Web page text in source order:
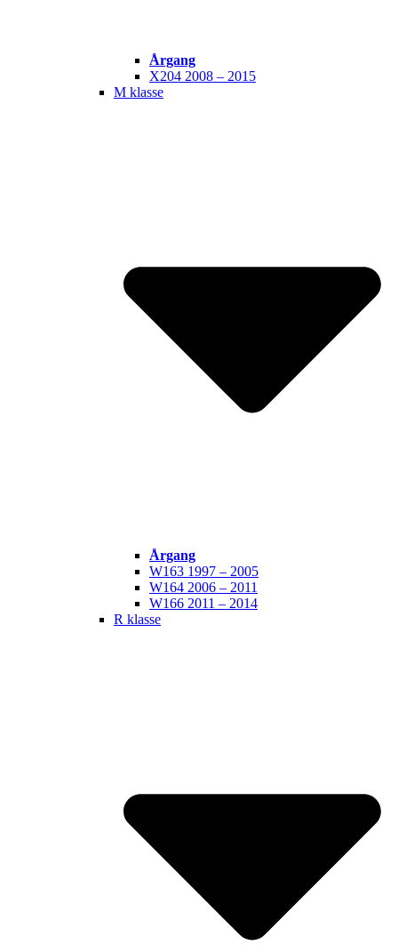
Årgang
X204 2008 – 2015
M klasse
Årgang
W163 1997 – 2005
W164 2006 – 2011
W166 2011 – 2014
R klasse